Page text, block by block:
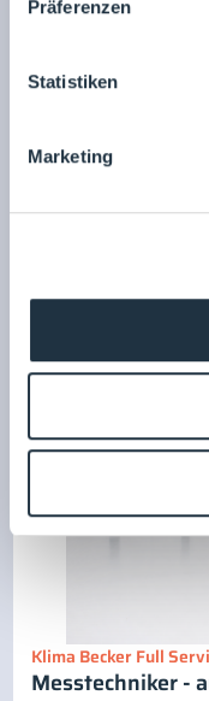
Präferenzen
Statistiken
Marketing
TGA/
Klima Becker Full
Messtechniker -